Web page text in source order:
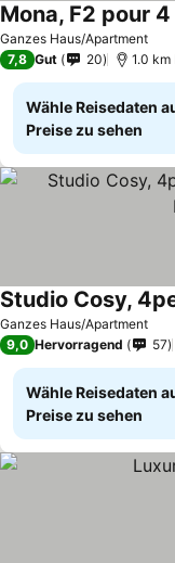
Ganzes Haus/Apartment
Mona, F2 pour
7,8 Gut 20 1.0 km
Wähle Reisedaten
Preise zu sehen
Ganzes Haus/Apartment
9,0 Hervorragend 57
Wähle Reisedaten
Preise zu sehen